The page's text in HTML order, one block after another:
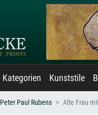
Kategorien Kunststile
Peter Paul Rubens Alte Frau